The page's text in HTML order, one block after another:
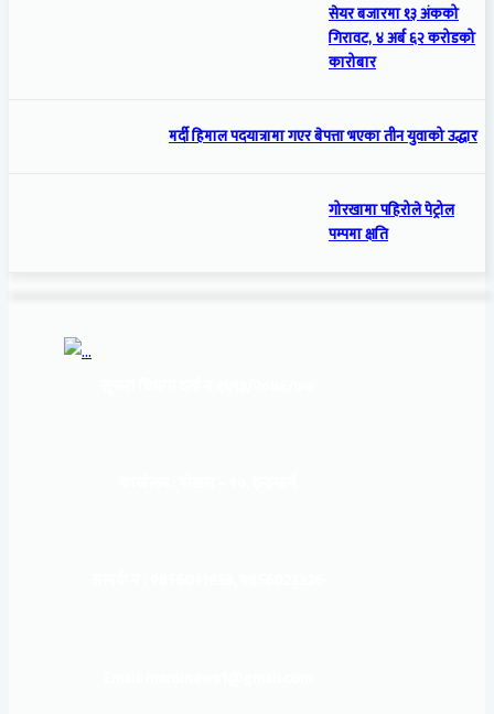
सेयर बजारमा १३ अंकको
गिरावट, ४ अर्ब ६२ करोडको
कारोबार
मर्दी हिमाल पदयात्रामा गएर बेपत्ता भएका तीन युवाको उद्धार
गोरखामा पहिरोले पेट्रोल
पम्पमा क्षति